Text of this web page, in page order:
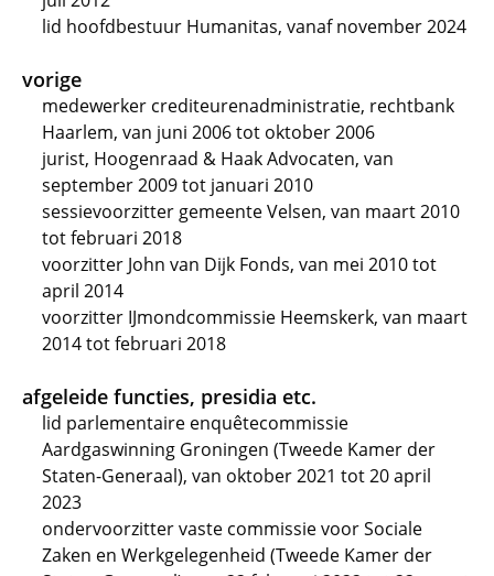
lid hoofdbestuur Humanitas, vanaf november 2024
vorige
medewerker crediteurenadministratie, rechtbank
Haarlem, van juni 2006 tot oktober 2006
jurist, Hoogenraad & Haak Advocaten, van
september 2009 tot januari 2010
sessievoorzitter gemeente Velsen, van maart 2010
tot februari 2018
voorzitter John van Dijk Fonds, van mei 2010 tot
april 2014
voorzitter IJmondcommissie Heemskerk, van maart
2014 tot februari 2018
afgeleide functies, presidia etc.
lid parlementaire enquêtecommissie
Aardgaswinning Groningen (Tweede Kamer der
Staten-Generaal), van oktober 2021 tot 20 april
2023
ondervoorzitter vaste commissie voor Sociale
Zaken en Werkgelegenheid (Tweede Kamer der